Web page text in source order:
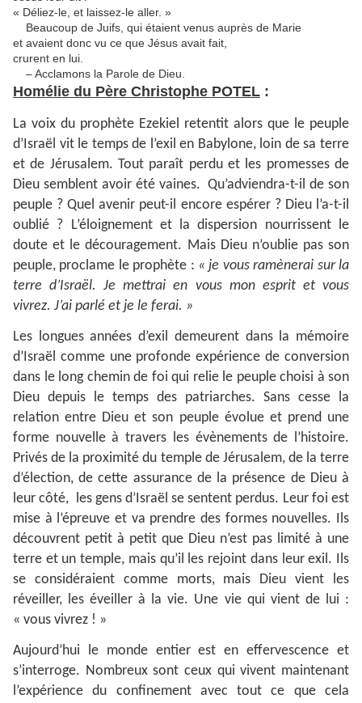
« Déliez-le, et laissez-le aller. »
Beaucoup de Juifs, qui étaient venus auprès de Marie
et avaient donc vu ce que Jésus avait fait,
crurent en lui.
– Acclamons la Parole de Dieu.
Homélie du Père Christophe POTEL :
La voix du prophète Ezekiel retentit alors que le peuple
d’Israël vit le temps de l’exil en Babylone, loin de sa terre
et de Jérusalem. Tout paraît perdu et les promesses de
Dieu semblent avoir été vaines. Qu’adviendra-t-il de son
peuple ? Quel avenir peut-il encore espérer ? Dieu l’a-t-il
oublié ? L’éloignement et la dispersion nourrissent le
doute et le découragement. Mais Dieu n’oublie pas son
peuple, proclame le prophète : « je vous ramènerai sur la
terre d’Israël. Je mettrai en vous mon esprit et vous
vivrez. J’ai parlé et je le ferai. »
Les longues années d’exil demeurent dans la mémoire
d’Israël comme une profonde expérience de conversion
dans le long chemin de foi qui relie le peuple choisi à son
Dieu depuis le temps des patriarches. Sans cesse la
relation entre Dieu et son peuple évolue et prend une
forme nouvelle à travers les évènements de l’histoire.
Privés de la proximité du temple de Jérusalem, de la terre
d’élection, de cette assurance de la présence de Dieu à
leur côté, les gens d’Israël se sentent perdus. Leur foi est
mise à l’épreuve et va prendre des formes nouvelles. Ils
découvrent petit à petit que Dieu n’est pas limité à une
terre et un temple, mais qu’il les rejoint dans leur exil. Ils
se considéraient comme morts, mais Dieu vient les
réveiller, les éveiller à la vie. Une vie qui vient de lui :
« vous vivrez ! »
Aujourd’hui le monde entier est en effervescence et
s’interroge. Nombreux sont ceux qui vivent maintenant
l’expérience du confinement avec tout ce que cela